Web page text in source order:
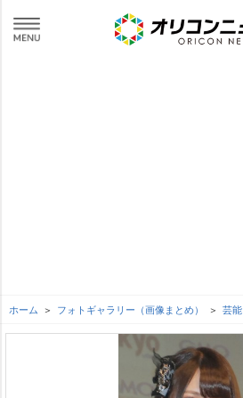
ホーム フォトギャラリー（画像まとめ） 芸能